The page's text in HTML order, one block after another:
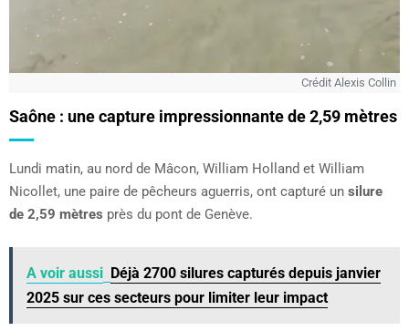
Crédit Alexis Collin
Saône : une capture impressionnante de 2,59 mètres
Lundi matin, au nord de Mâcon, William Holland et William
Nicollet, une paire de pêcheurs aguerris, ont capturé un silure
de 2,59 mètres près du pont de Genève.
A voir aussi Déjà 2700 silures capturés depuis janvier
2025 sur ces secteurs pour limiter leur impact